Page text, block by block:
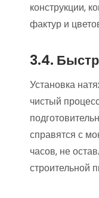
конструкции‚
фактур и
3.4.
Установка
чистый
справятся с
часов‚ не
строительной